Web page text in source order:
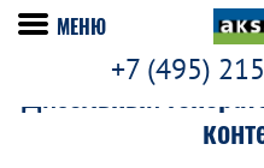
+7 (495)
МЕНЮ
Дизельный